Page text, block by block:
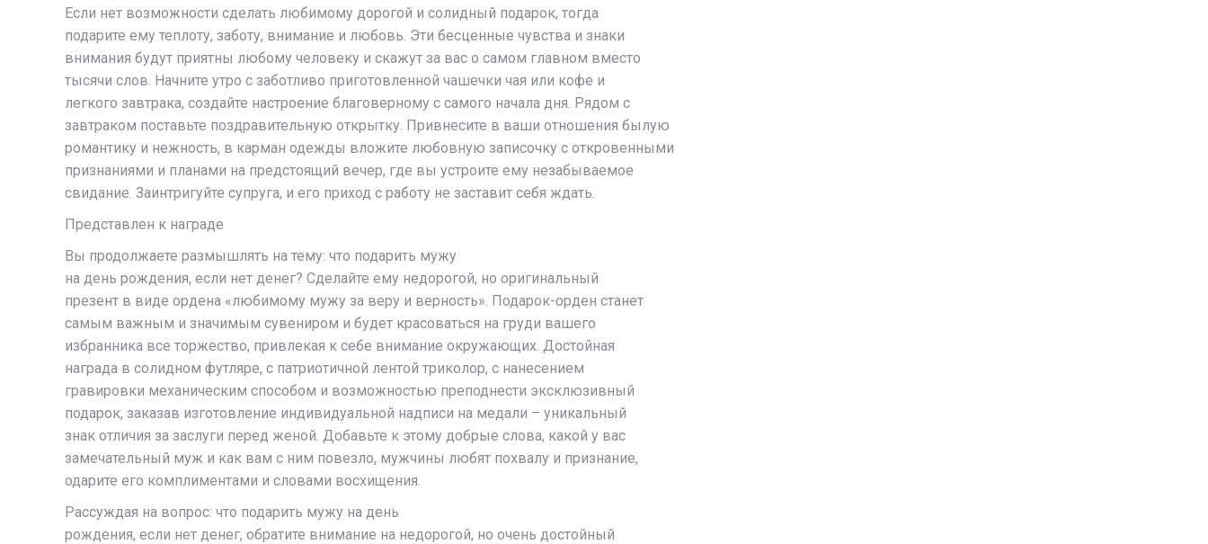
Если нет возможности сделать любимому дорогой и солидный подарок, тогда
подарите ему теплоту, заботу, внимание и любовь. Эти бесценные чувства и знаки
внимания будут приятны любому человеку и скажут за вас о самом главном вместо
тысячи слов. Начните утро с заботливо приготовленной чашечки чая или кофе и
легкого завтрака, создайте настроение благоверному с самого начала дня. Рядом с
завтраком поставьте поздравительную открытку. Привнесите в ваши отношения былую
романтику и нежность, в карман одежды вложите любовную записочку с откровенными
признаниями и планами на предстоящий вечер, где вы устроите ему незабываемое
свидание. Заинтригуйте супруга, и его приход с работу не заставит себя ждать.
Представлен к награде
Вы продолжаете размышлять на тему: что подарить мужу
на день рождения, если нет денег? Сделайте ему недорогой, но оригинальный
презент в виде ордена «любимому мужу за веру и верность». Подарок-орден станет
самым важным и значимым сувениром и будет красоваться на груди вашего
избранника все торжество, привлекая к себе внимание окружающих. Достойная
награда в солидном футляре, с патриотичной лентой триколор, с нанесением
гравировки механическим способом и возможностью преподнести эксклюзивный
подарок, заказав изготовление индивидуальной надписи на медали – уникальный
знак отличия за заслуги перед женой. Добавьте к этому добрые слова, какой у вас
замечательный муж и как вам с ним повезло, мужчины любят похвалу и признание,
одарите его комплиментами и словами восхищения.
Рассуждая на вопрос: что подарить мужу на день
рождения, если нет денег, обратите внимание на недорогой, но очень достойный